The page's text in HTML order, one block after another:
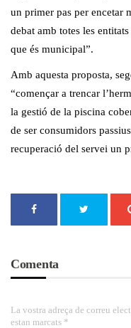
un primer pas per encetar
debat amb totes les
que és municipal”.
Amb aquesta proposta,
“començar a trencar
la gestió de la piscina
de ser consumidors
recuperació del servei un
Comenta
La vostra adreça de correu
estan marcats *